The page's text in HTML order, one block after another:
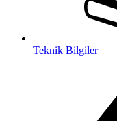
Teknik Bilgiler